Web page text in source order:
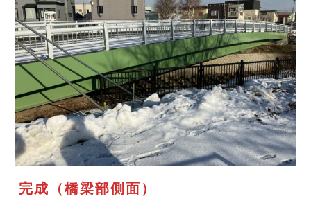
完成（橋梁部側面）